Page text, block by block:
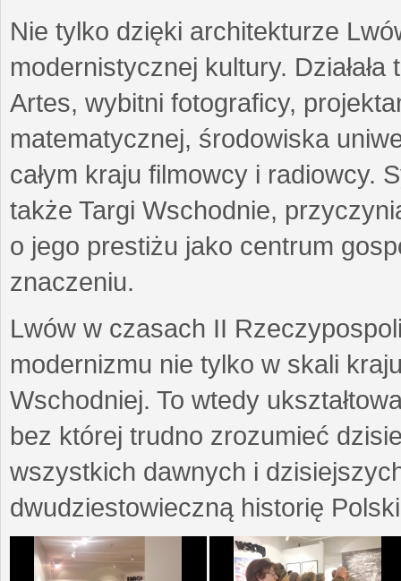
Nie tylko dzięki architekturze
modernistycznej kultury.
Artes, wybitni fotograficy,
matematycznej, środowiska
całym kraju filmowcy i radiowcy.
także Targi Wschodnie,
o jego prestiżu jako centrum
znaczeniu.
Lwów w czasach II
modernizmu nie tylko w skali
Wschodniej. To wtedy
bez której trudno zrozumieć
wszystkich dawnych i
dwudziestowieczną historię